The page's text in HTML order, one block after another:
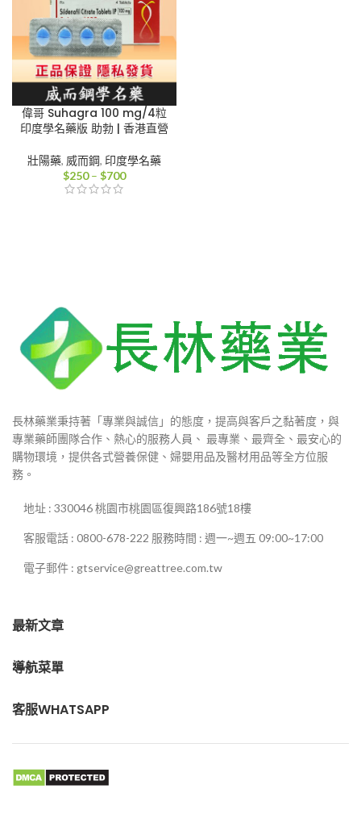
偉哥 Suhagra 100 mg/4粒
印度學名藥版 助勃 | 香港直營
壯陽藥, 威而鋼, 印度學名藥
$250 – $700價
長林藥業秉持著「專業與誠信」的態度，提高與客戶之黏著度，與
專業藥師團隊合作、熱心的服務人員、 最專業、最齊全、最安心的
購物環境，提供各式營養保健、婦嬰用品及醫材用品等全方位服
務。
地址 : 330046 桃園市桃園區復興路186號18樓
客服電話 : 0800-678-222 服務時間 : 週一~週五 09:00~17:00
電子郵件 : gtservice@greattree.com.tw
最新文章
導航菜單
客服WHATSAPP